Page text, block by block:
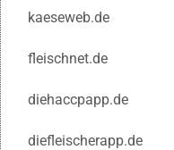
kaeseweb.de
fleischnet.de
diehaccpapp.de
diefleischerapp.de